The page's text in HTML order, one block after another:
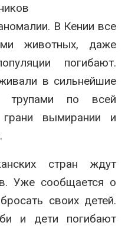
В Кении все
животных, даже
погибают.
в сильнейшие
трупами по всей
вымирании и
стран ждут
Уже сообщается о
своих детей.
и дети погибают